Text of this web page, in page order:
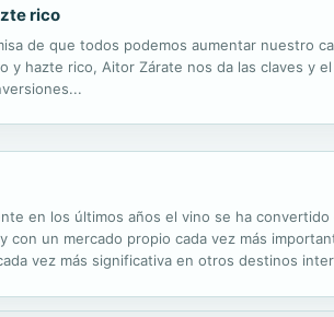
rico
de que todos podemos aumentar nuestro
y hazte rico, Aitor Zárate nos da las claves y
en los últimos años el vino se ha
con un mercado propio cada vez más
vez más significativa en otros destinos